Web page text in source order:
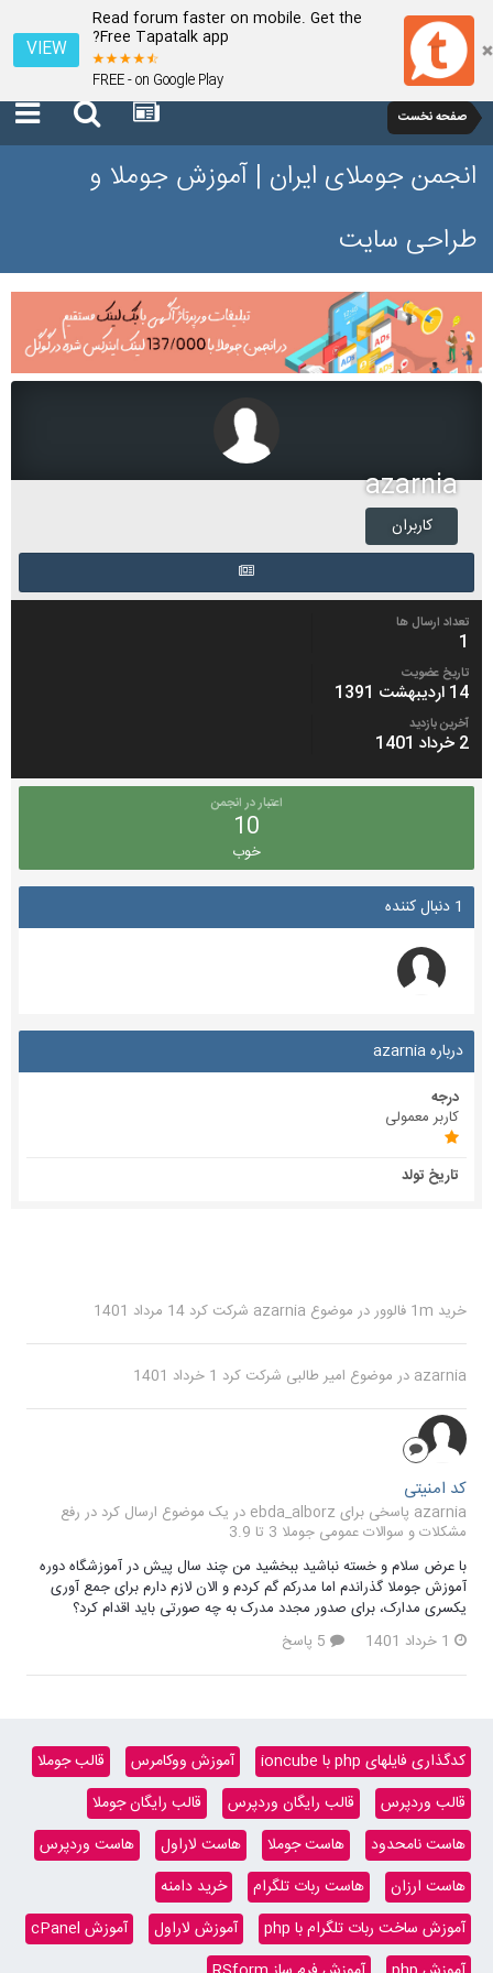
Read forum faster on mobile. Get the
Free Tapatalk app?
FREE - on Google Play
VIEW
صفحه نخست
انجمن جوملای ایران | آموزش جوملا و
طراحی سایت
azarnia
کاربران
تعداد ارسال ها
1
تاریخ عضویت
14 اردیبهشت 1391
آخرین بازدید
2 خرداد 1401
اعتبار در انجمن
10
خوب
1 دنبال کننده
درباره azarnia
درجه
کاربر معمولی
تاریخ تولد
خرید 1m فالوور در موضوع azarnia شرکت کرد 14 مرداد 1401
azarnia در موضوع امیر طالبی شرکت کرد 1 خرداد 1401
کد امنیتی
azarnia پاسخی برای ebda_alborz در یک موضوع ارسال کرد در
رفع
مشکلات و سوالات عمومی جوملا 3 تا 3.9
با عرض سلام و خسته نباشید ببخشید من چند سال پیش در آموزشگاه دوره
آموزش جوملا گذراندم اما مدرکم گم کردم و الان لازم دارم برای جمع آوری
یکسری مدارک، برای صدور مجدد مدرک به چه صورتی باید اقدام کرد؟
1 خرداد 1401
کدگذاری فایلهای php با ioncube آموزش ووکامرس
قالب جوملا
قالب وردپرس
قالب رایگان وردپرس
قالب رایگان جوملا
هاست نامحدود
هاست جوملا هاست لاراول
هاست وردپرس
هاست ارزان
هاست ربات تلگرام
خرید دامنه
آموزش ساخت ربات تلگرام با php
آموزش لاراول
آموزش cPanel